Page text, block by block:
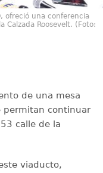
ofreció una conferencia
Calzada Roosevelt. (Foto:
de una mesa
permitan continuar
calle de la
viaducto,